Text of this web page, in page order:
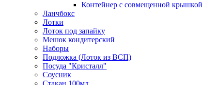
Контейнер с совмещенной крышкой
Ланчбокс
Лотки
Лоток под запайку
Мешок кондитерский
Наборы
Подложка (Лоток из ВСП)
Посуда "Кристалл"
Соусник
Стакан 100мл